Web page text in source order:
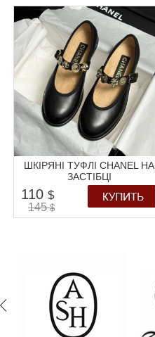
ШКІРЯНІ ТУФЛІ CHANEL НА
ЗАСТІБЦІ
110 $
145$